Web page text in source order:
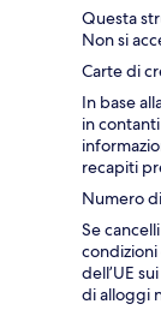
Questa
Non si
Carte di
In base
in
recapiti
Numero
Se
condizioni
dell’UE
di alloggi